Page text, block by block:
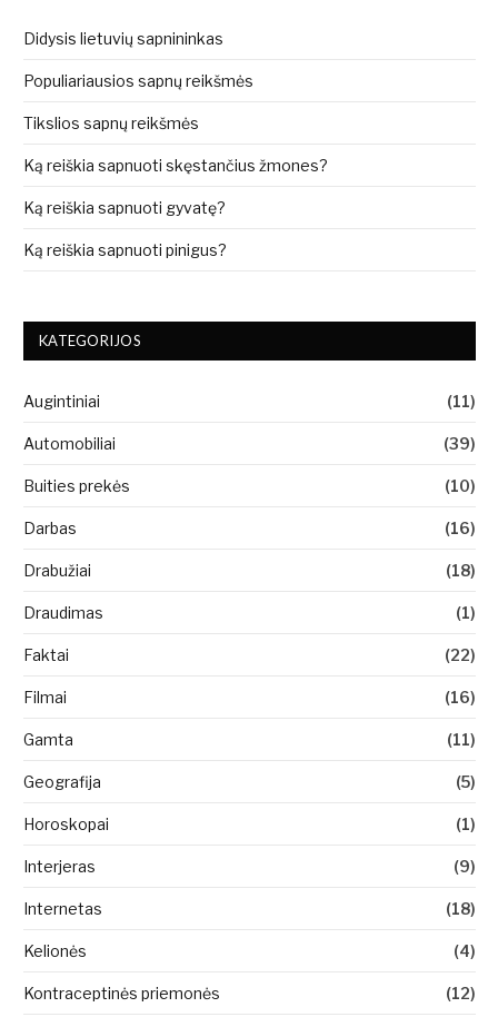
Didysis lietuvių sapnininkas
Populiariausios sapnų reikšmės
Tikslios sapnų reikšmės
Ką reiškia sapnuoti skęstančius žmones?
Ką reiškia sapnuoti gyvatę?
Ką reiškia sapnuoti pinigus?
KATEGORIJOS
Augintiniai (11)
Automobiliai (39)
Buities prekės (10)
Darbas (16)
Drabužiai (18)
Draudimas (1)
Faktai (22)
Filmai (16)
Gamta (11)
Geografija (5)
Horoskopai (1)
Interjeras (9)
Internetas (18)
Kelionės (4)
Kontraceptinės priemonės (12)